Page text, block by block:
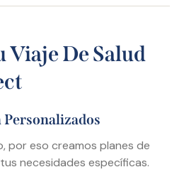
Viaje De Salud
Personalizados
por eso creamos planes de
necesidades específicas.